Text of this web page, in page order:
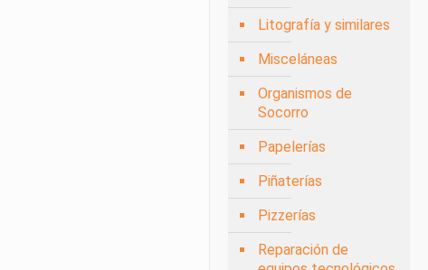
Litografía y similares
Misceláneas
Organismos de
Socorro
Papelerías
Piñaterías
Pizzerías
Reparación de